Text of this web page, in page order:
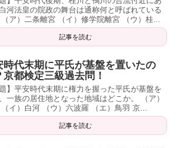
河法皇の院政の舞台は通称何と呼ばれている
ア）二条離宮 （イ）修学院離宮 （ウ）桂...
記事を読む
時代末期に平氏が基盤を置いたの
京都検定三級過去問！
題】平安時代末期に権力を握った平氏が基盤を
一族の居住地となった地域はどこか。 （ア）
イ）白河 （ウ）六波羅 （エ）鳥羽 京...
記事を読む